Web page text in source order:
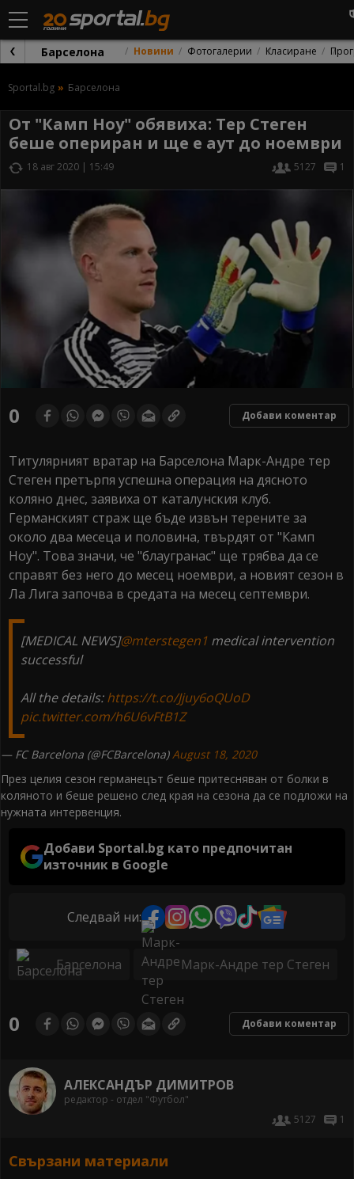
Барселона Новини Фотогалерии Класиране
Sportal.bg Барселона
От "Камп Ноу" обявиха: Тер Стеген
беше опериран и ще е аут до ноември
18 авг 2020 | 15:49 5127 1
0 Добави коментар
Титулярният вратар на Барселона Марк-Андре тер
Стеген претърпя успешна операция на дясното
коляно днес, заявиха от каталунския клуб.
Германският страж ще бъде извън терените за
около два месеца и половина, твърдят от "Камп
Ноу". Това значи, че "блаугранас" ще трябва да се
справят без него до месец ноември, а новият сезон в
Ла Лига започва в средата на месец септември.
[MEDICAL NEWS]@mterstegen1 medical intervention
successful
All the details:https://t.co/Jjuy6oQUoD
pic.twitter.com/h6U6vFtB1Z
— FC Barcelona (@FCBarcelona)August 18, 2020
През целия сезон германецът беше притесняван от болки в
коляното и беше решено след края на сезона да се подложи на
нужната интервенция.
Добави Sportal.bg като предпочитан
източник в Google
Следвай ни:
Барселона Марк-Андре тер Стеген
0 Добави коментар
АЛЕКСАНДЪР ДИМИТРОВ
редактор - отдел "Футбол"
5127
1
Свързани материали